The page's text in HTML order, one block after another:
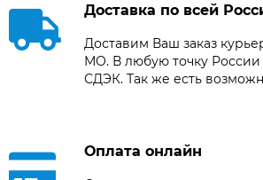
Доставка по всей
Доставим Ваш заказ
МО. В любую точку России
СДЭК. Так же есть
Оплата онлайн